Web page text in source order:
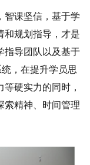
智课坚信，基于学
和规划指导，才是
指导团队以及基于
，在提升学员思
硬实力的同时，
索精神、时间管理